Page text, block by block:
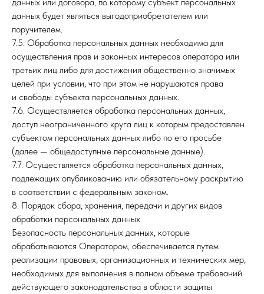
данных будет являться выгодоприобретателем или
поручителем.
7.5. Обработка персональных данных необходима для
осуществления прав и законных интересов оператора или
третьих лиц либо для достижения общественно значимых
целей при условии, что при этом не нарушаются права
и свободы субъекта персональных данных.
7.6. Осуществляется обработка персональных данных,
доступ неограниченного круга лиц к которым предоставлен
субъектом персональных данных либо по его просьбе
(далее — общедоступные персональные данные).
7.7. Осуществляется обработка персональных данных,
подлежащих опубликованию или обязательному раскрытию
в соответствии с федеральным законом.
8. Порядок сбора, хранения, передачи и других видов
обработки персональных данных
Безопасность персональных данных, которые
обрабатываются Оператором, обеспечивается путем
реализации правовых, организационных и технических мер,
необходимых для выполнения в полном объеме требований
действующего законодательства в области защиты